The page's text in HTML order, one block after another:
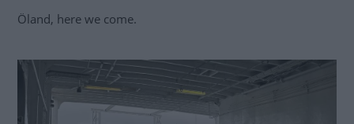
TIPS!
än 7 (med drag) respektive 7,5 meter. Kontakta
Ölandsfärjan innan du ska åka. Om turen inte är alltför
fullbokad kan du få plats – även med större fordon än vad
som anges på hemsidan.